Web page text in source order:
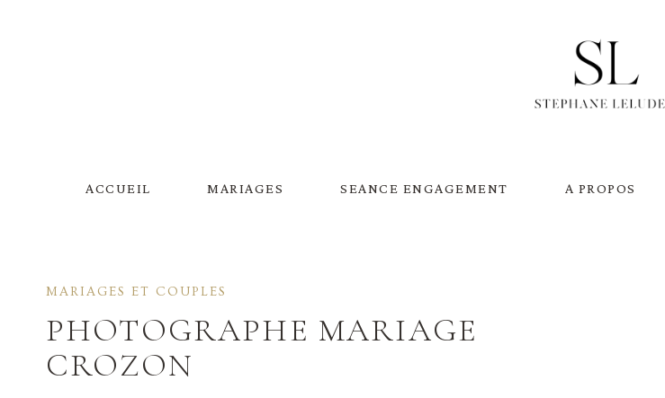
ACCUEIL MARIAGES SEANCE ENGAGEMENT A PROPOS
MARIAGES ET COUPLES
PHOTOGRAPHE MARIAGE
CROZON